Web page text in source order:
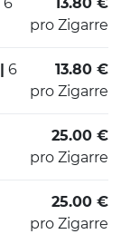
pro Zigarre
6
13.80 €
pro Zigarre
25.00 €
pro Zigarre
25.00 €
pro Zigarre